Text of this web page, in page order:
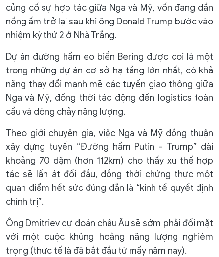
củng cố sự hợp tác giữa Nga và Mỹ, vốn đang dần
nồng ấm trở lại sau khi ông Donald Trump bước vào
nhiệm kỳ thứ 2 ở Nhà Trắng.
Dự án đường hầm eo biển Bering được coi là một
trong những dự án cơ sở hạ tầng lớn nhất, có khả
năng thay đổi mạnh mẽ các tuyến giao thông giữa
Nga và Mỹ, đồng thời tác động đến logistics toàn
cầu và dòng chảy năng lượng.
Theo giới chuyên gia, việc Nga và Mỹ đồng thuận
xây dựng tuyến “Đường hầm Putin - Trump” dài
khoảng 70 dặm (hơn 112km) cho thấy xu thế hợp
tác sẽ lấn át đối đầu, đồng thời chứng thực một
quan điểm hết sức đúng đắn là “kinh tế quyết định
chính trị”.
Ông Dmitriev dự đoán châu Âu sẽ sớm phải đối mặt
với một cuộc khủng hoảng năng lượng nghiêm
trọng (thực tế là đã bắt đầu từ mấy năm nay).